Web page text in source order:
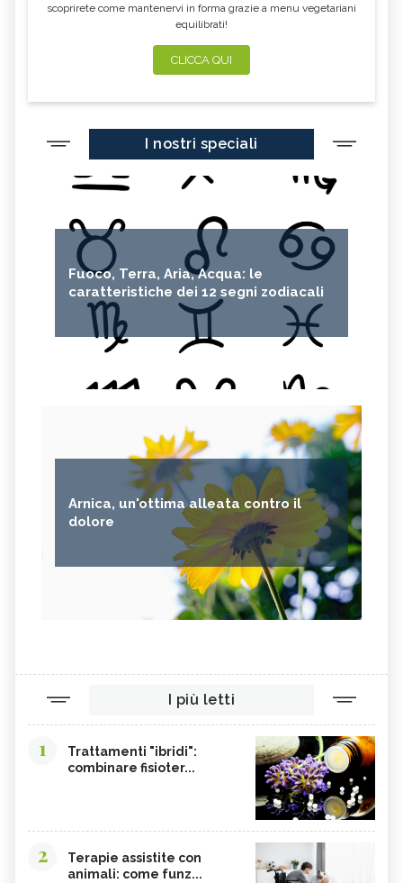
scoprirete come mantenervi in forma grazie a menu vegetariani
equilibrati!
CLICCA QUI
I nostri speciali
Fuoco, Terra, Aria, Acqua: le
caratteristiche dei 12 segni zodiacali
Arnica, un'ottima alleata contro il
dolore
I più letti
1
Trattamenti "ibridi":
combinare fisioter...
2
Terapie assistite con
animali: come funz...